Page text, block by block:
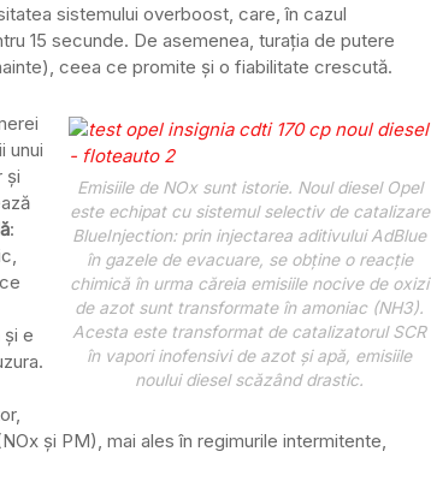
sistemului overboost, care, în cazul
15 secunde. De asemenea, turația de putere
ceea ce promite și o fiabilitate crescută.
Emisiile de NOx sunt istorie. Noul diesel Opel
este echipat cu sistemul selectiv de catalizare
BlueInjection: prin injectarea aditivului AdBlue
în gazele de evacuare, se obține o reacție
chimică în urma căreia emisiile nocive de oxizi
de azot sunt transformate în amoniac (NH3).
Acesta este transformat de catalizatorul SCR
în vapori inofensivi de azot și apă, emisiile
noului diesel scăzând drastic.
unui
și
:
e
și PM), mai ales în regimurile intermitente,